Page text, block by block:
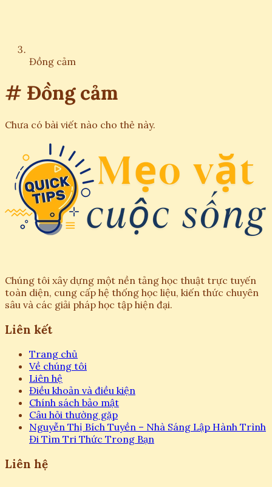
Đồng cảm
# Đồng cảm
Chưa có bài viết nào cho thẻ này.
Chúng tôi xây dựng một nền tảng học thuật trực tuyến
toàn diện, cung cấp hệ thống học liệu, kiến thức chuyên
sâu và các giải pháp học tập hiện đại.
Liên kết
Trang chủ
Về chúng tôi
Liên hệ
Điều khoản và điều kiện
Chính sách bảo mật
Câu hỏi thường gặp
Nguyễn Thị Bích Tuyền – Nhà Sáng Lập Hành Trình
Đi Tìm Tri Thức Trong Bạn
Liên hệ